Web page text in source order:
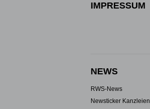
IMPRESSUM
NEWS
RWS-News
Newsticker Kanzleien